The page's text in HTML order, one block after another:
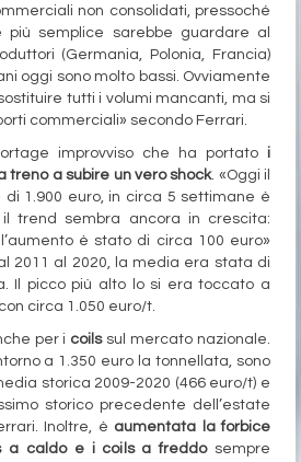
non consolidati, pressoché
più semplice sarebbe guardare al
(Germania, Polonia, Francia)
oggi sono molto bassi. Ovviamente
tutti i volumi mancanti, ma si
commerciali» secondo Ferrari.
improvviso che ha portato i
treno a subire un vero shock. «Oggi il
1.900 euro, in circa 5 settimane è
trend sembra ancora in crescita:
è stato di circa 100 euro»
2011 al 2020, la media era stata di
Il picco più alto lo si era toccato a
circa 1.050 euro/t.
per i coilssul mercato nazionale.
a 1.350 euro la tonnellata, sono
storica 2009-2020 (466 euro/t) e
storico precedente dell’estate
Inoltre, è aumentata la forbice
a caldo e i coils a freddosempre